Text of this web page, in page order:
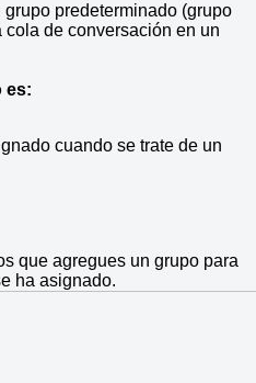
predeterminado (grupo
de conversación en un
es:
cuando se trate de un
que agregues un grupo para
ha asignado.